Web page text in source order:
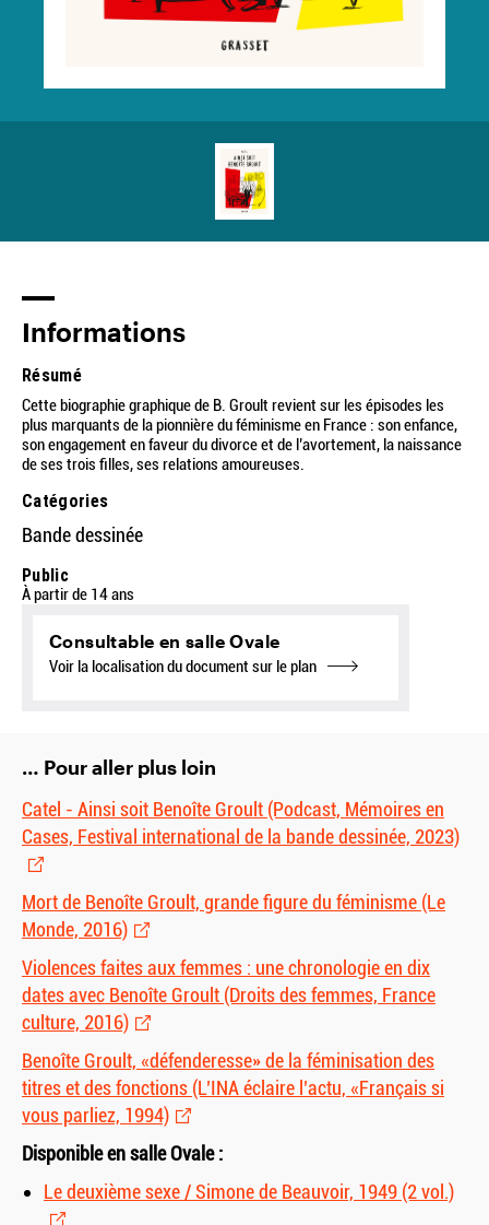
Informations
Résumé
Cette biographie graphique de B. Groult revient sur les épisodes les
plus marquants de la pionnière du féminisme en France : son enfance,
son engagement en faveur du divorce et de l’avortement, la naissance
de ses trois filles, ses relations amoureuses.
Catégories
Bande dessinée
Public
À partir de 14 ans
Consultable en salle Ovale
Voir la localisation du document sur le plan
… Pour aller plus loin
Catel - Ainsi soit Benoîte Groult (Podcast, Mémoires en
Cases, Festival international de la bande dessinée, 2023)
Mort de Benoîte Groult, grande figure du féminisme (Le
Monde, 2016)
Violences faites aux femmes : une chronologie en dix
dates avec Benoîte Groult (Droits des femmes, France
culture, 2016)
Benoîte Groult, «défenderesse» de la féminisation des
titres et des fonctions (L’INA éclaire l’actu, «Français si
vous parliez, 1994)
Disponible en salle Ovale :
Le deuxième sexe / Simone de Beauvoir, 1949 (2 vol.)